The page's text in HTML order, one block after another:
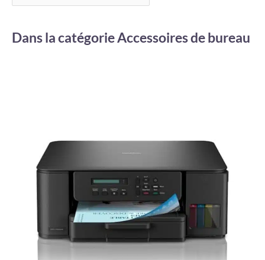
Dans la catégorie Accessoires de bureau